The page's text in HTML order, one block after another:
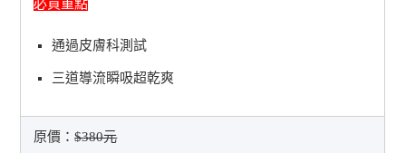
必買重點
通過皮膚科測試
三道導流瞬吸超乾爽
原價：$380元